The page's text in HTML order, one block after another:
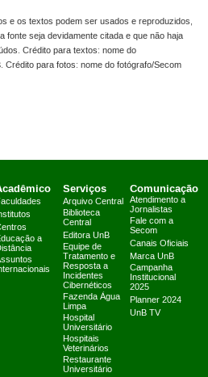
e os textos podem ser usados e reproduzidos,
fonte seja devidamente citada e que não haja
Crédito para textos: nome do
Crédito para fotos: nome do fotógrafo/Secom
a
Serviços
Arquivo Central
Biblioteca
Central
Editora UnB
Equipe de
Tratamento e
Resposta a
Incidentes
Cibernéticos
Fazenda Água
Limpa
Hospital
Universitário
Hospitais
Veterinários
Restaurante
Universitário
Comunicação
Atendimento a
Jornalistas
Fale com a
Secom
Canais Oficiais
Marca UnB
Campanha
Institucional
2025
Planner 2024
UnB TV